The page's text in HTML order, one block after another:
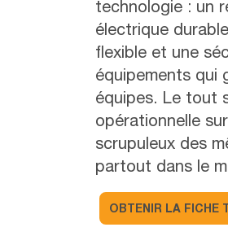
technologie : un
électrique
flexible et une
équipements qui
équipes. Le tout
opérationnelle
scrupuleux des
partout dans le
OBTENIR LA FICHE